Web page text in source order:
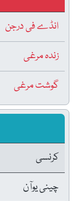
انڈے فی درجن
زندہ مرغی
گوشت مرغی
کرنسی
چینی یوآن